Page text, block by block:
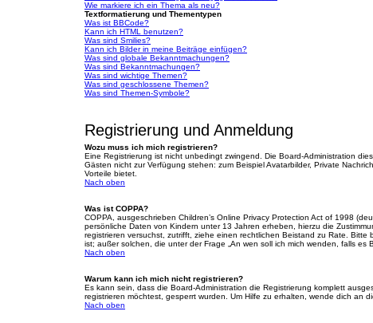
Wie markiere ich ein Thema als neu?
Textformatierung und Thementypen
Was ist BBCode?
Kann ich HTML benutzen?
Was sind Smilies?
Kann ich Bilder in meine Beiträge einfügen?
Was sind globale Bekanntmachungen?
Was sind Bekanntmachungen?
Was sind wichtige Themen?
Was sind geschlossene Themen?
Was sind Themen-Symbole?
Registrierung und Anmeldung
Wozu muss ich mich registrieren?
Eine Registrierung ist nicht unbedingt zwingend. Die Board-Administration
Gästen nicht zur Verfügung stehen: zum Beispiel Avatarbilder, Private
Vorteile bietet.
Nach oben
Was ist COPPA?
COPPA, ausgeschrieben Children’s Online Privacy Protection Act of 1998
persönliche Daten von Kindern unter 13 Jahren erheben, hierzu die
registrieren versuchst, zutrifft, ziehe einen rechtlichen Beistand zu Rate.
ist; außer solchen, die unter der Frage „An wen soll ich mich wenden, falls es
Nach oben
Warum kann ich mich nicht registrieren?
Es kann sein, dass die Board-Administration die Registrierung komplett
registrieren möchtest, gesperrt wurden. Um Hilfe zu erhalten, wende dich an
Nach oben